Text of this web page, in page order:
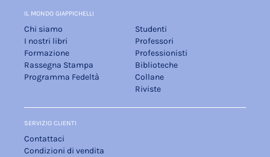
IL MONDO GIAPPICHELLI
Chi siamo
I nostri libri
Formazione
Rassegna Stampa
Programma Fedeltà
Studenti
Professori
Professionisti
Biblioteche
Collane
Riviste
SERVIZIO CLIENTI
Contattaci
Condizioni di vendita